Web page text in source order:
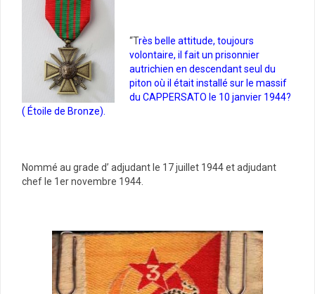
“Très belle attitude, toujours
volontaire, il fait un prisonnier
autrichien en descendant seul du
piton où il était installé sur le massif
du CAPPERSATO le 10 janvier 1944?
( Étoile de Bronze).
Nommé au grade d’ adjudant le 17 juillet 1944 et adjudant
chef le 1er novembre 1944.